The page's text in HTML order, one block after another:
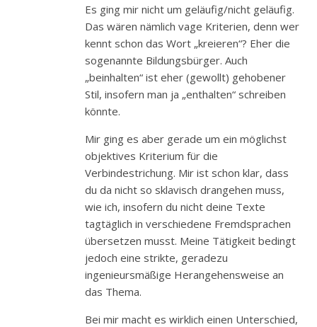
Es ging mir nicht um geläufig/nicht geläufig.
Das wären nämlich vage Kriterien, denn wer
kennt schon das Wort „kreieren“? Eher die
sogenannte Bildungsbürger. Auch
„beinhalten“ ist eher (gewollt) gehobener
Stil, insofern man ja „enthalten“ schreiben
könnte.
Mir ging es aber gerade um ein möglichst
objektives Kriterium für die
Verbindestrichung. Mir ist schon klar, dass
du da nicht so sklavisch drangehen muss,
wie ich, insofern du nicht deine Texte
tagtäglich in verschiedene Fremdsprachen
übersetzen musst. Meine Tätigkeit bedingt
jedoch eine strikte, geradezu
ingenieursmäßige Herangehensweise an
das Thema.
Bei mir macht es wirklich einen Unterschied,